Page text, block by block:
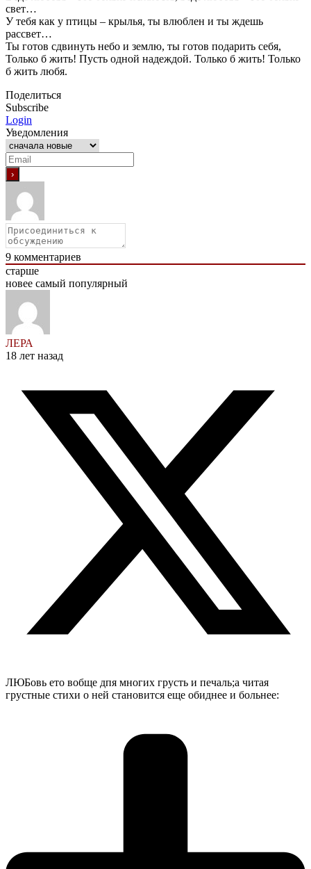
свет…
У тебя как у птицы – крылья, ты влюблен и ты ждешь
рассвет…
Ты готов сдвинуть небо и землю, ты готов подарить себя,
Только б жить! Пусть одной надеждой. Только б жить! Только
б жить любя.
Поделиться
Subscribe
Login
Уведомления
9 комментариев
старше
новее самый популярный
ЛЕРА
18 лет назад
ЛЮБовь ето вобще дпя многих грусть и печаль;а читая
грустные стихи о ней становится еще обиднее и больнее: